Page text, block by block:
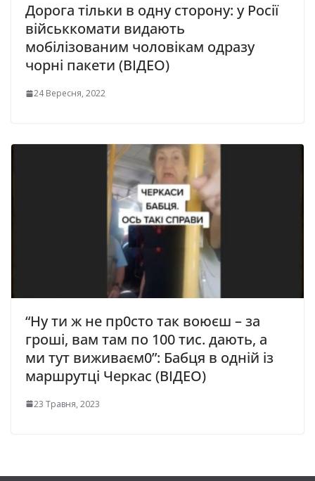
Дорога тільки в одну сторону: у Росії
військкомати видають
мобілізованим чоловікам одразу
чорні пакети (ВІДЕО)
24 Вересня, 2022
“Ну ти ж не пр0сто так воюєш – за
гроші, вaм там по 100 тис. дають, a
ми тyт виживaєм0”: Бабця в одній із
маршрутці Черкас (ВІДЕО)
23 Травня, 2023